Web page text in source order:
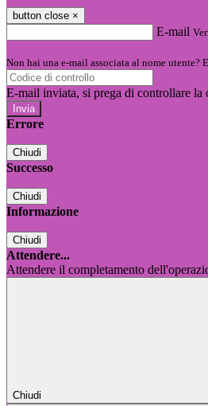
button close ×
E-mail
Non hai una e-mail associata al nome utente?
E-mail inviata, si prega di controllare la
Errore
Chiudi
Successo
Chiudi
Informazione
Chiudi
Attendere...
Attendere il completamento
Chiudi